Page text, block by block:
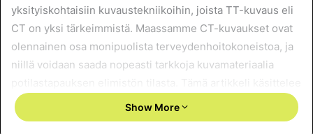
yksityiskohtaisiin kuvaustekniikoihin, joista TT-kuvaus eli
CT on yksi tärkeimmistä. Maassamme CT-kuvaukset ovat
olennainen osa monipuolista terveydenhoitokoneistoa, ja
niillä voidaan saada nopeasti tarkkoja kuvamateriaalia
CT-kuvauksen valmistautumista varsinkin Wanted Dead Or
a Wild Slot -nimisen terveystarkastuspaketin puitteissa,
Show More